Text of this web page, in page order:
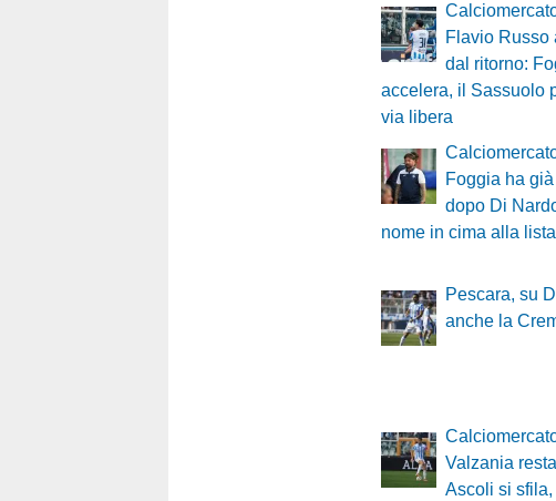
Flavio Russo
dal ritorno:
accelera, il Sassuolo
via libera
Foggia ha già
dopo Di
nome in cima alla lista
Pescara, su
anche la
Valzania
Ascoli si sfila,